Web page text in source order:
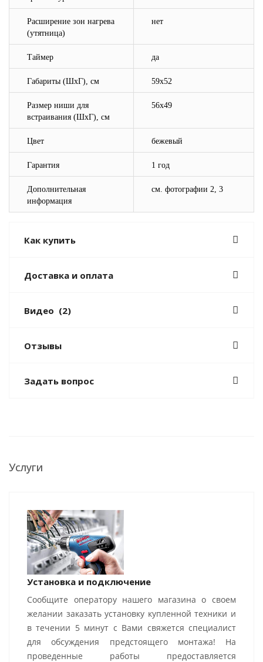
Расширение зон нагрева
(утятница)
нет
Таймер да
Габариты (ШхГ), см 59х52
Размер ниши для
встраивания (ШхГ), см
56х49
Цвет бежевый
Гарантия 1 год
Дополнительная
информация
cм. фотографии 2, 3
Как купить
Доставка и оплата
Видео (2)
Отзывы
Задать вопрос
Услуги
Установка и подключение
Сообщите оператору нашего магазина о своем
желании заказать установку купленной техники и
в течении 5 минут с Вами свяжется специалист
для обсуждения предстоящего монтажа! На
проведенные работы предоставляется